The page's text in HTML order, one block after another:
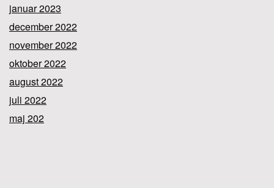
januar 2023
december 2022
november 2022
oktober 2022
august 2022
juli 2022
maj 202